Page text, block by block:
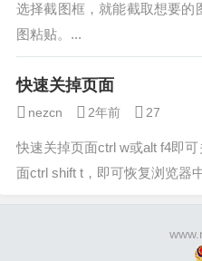
选择截图框，就能截取想要的
图粘贴。...
快速关掉页面
nezcn 2年前 27
快速关掉页面ctrl w或alt f4即
面ctrl shift t，即可恢复浏览器